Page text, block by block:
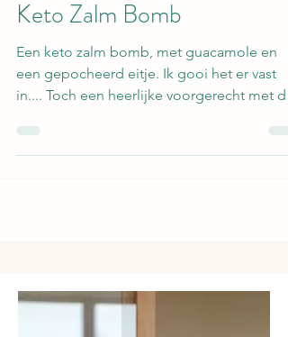
Keto
Keto Zalm Bomb
Een keto zalm bomb, met guacamole en
een gepocheerd eitje. Ik gooi het er vast
in.... Toch een heerlijke voorgerecht met de
feestdagen?